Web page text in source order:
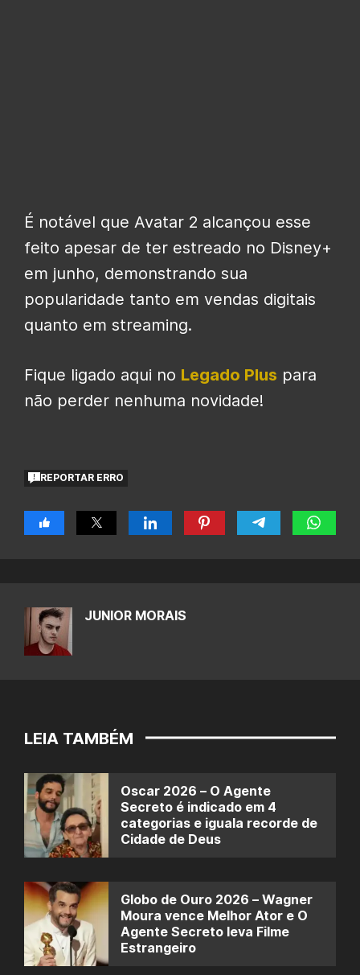
É notável que Avatar 2 alcançou esse
feito apesar de ter estreado no Disney+
em junho, demonstrando sua
popularidade tanto em vendas digitais
quanto em streaming.
Fique ligado aqui no Legado Plus para
não perder nenhuma novidade!
REPORTAR ERRO
JUNIOR MORAIS
LEIA TAMBÉM
Oscar 2026 – O Agente
Secreto é indicado em 4
categorias e iguala recorde de
Cidade de Deus
Globo de Ouro 2026 – Wagner
Moura vence Melhor Ator e O
Agente Secreto leva Filme
Estrangeiro